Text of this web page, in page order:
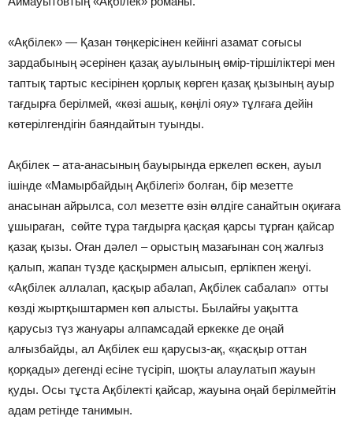
«Ақбілек» — Қазан төңкерісінен кейінгі азамат соғысы
зардабының әсерінен қазақ ауылының өмір-тіршіліктері мен
таптық тартыс кесірінен қорлық көрген қазақ қызының ауыр
тағдырға берілмей, «көзі ашық, көңілі ояу» тұлғаға дейін
көтерілгендігін баяндайтын туынды.
Ақбілек – ата-анасының бауырында еркелеп өскен, ауыл
ішінде «Мамырбайдың Ақбілегі» болған, бір мезетте
анасынан айрылса, сол мезетте өзін өлдіге санайтын оқиғаға
ұшыраған, сөйте тұра тағдырға қасқая қарсы тұрған қайсар
қазақ қызы. Оған дәлел – орыстың мазағынан соң жалғыз
қалып, жапан түзде қасқырмен алысып, ерлікпен жеңуі.
«Ақбілек аллалап, қасқыр абалап, Ақбілек сабалап» отты
көзді жыртқыштармен көп алысты. Былайғы уақытта
қарусыз түз жануары алпамсадай еркекке де оңай
алғызбайды, ал Ақбілек еш қарусыз-ақ, «қасқыр оттан
қорқады» дегенді есіне түсіріп, шоқты алаулатып жауын
қуды. Осы тұста Ақбілекті қайсар, жауына оңай берілмейтін
адам ретінде танимын.